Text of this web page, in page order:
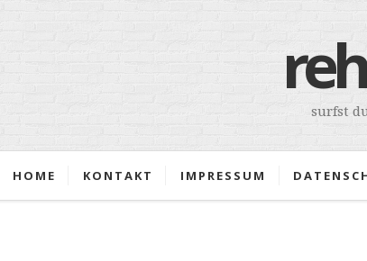
surfst
HOME KONTAKT IMPRESSUM